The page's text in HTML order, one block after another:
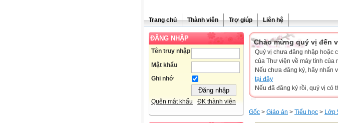
Trang chủ Thành viên Trợ giúp Liên hệ
ĐĂNG NHẬP
Tên truy nhập
Mật khẩu
Ghi nhớ
Quên mật khẩu ĐK thành viên
Chào mừng quý vị đến
Quý vị chưa đăng nhập hoặc
của Thư viện về máy tính của
Nếu chưa đăng ký, hãy nhấn
tại đây
Nếu đã đăng ký rồi, quý vị có
Gốc > Giáo án > Tiểu học > Lớp